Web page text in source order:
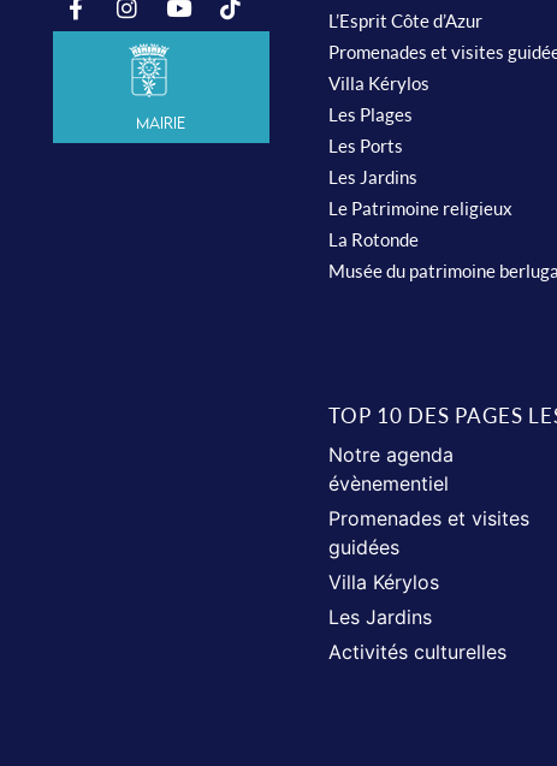
Mairie
L’Esprit Côte d’Azur
Promenades et visites
Villa Kérylos
Les Plages
Les Ports
Les Jardins
Le Patrimoine religieux
La Rotonde
Musée du patrimoine
TOP 10 DES PAGES
Notre agenda
évènementiel
Promenades et visites
guidées
Villa Kérylos
Les Jardins
Activités culturelles